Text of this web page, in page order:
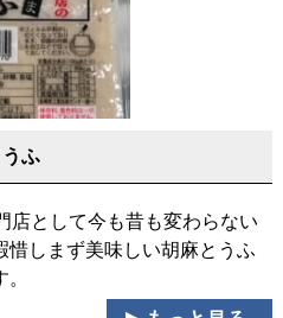
ふ
店として今も昔も変わらない
しまず美味しい胡麻とうふ